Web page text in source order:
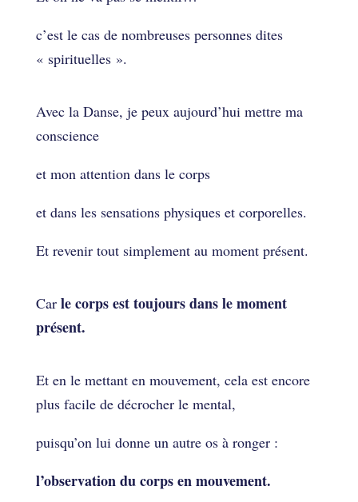
c’est le cas de nombreuses personnes dites
« spirituelles ».
Avec la Danse, je peux aujourd’hui mettre ma
conscience
et mon attention dans le corps
et dans les sensations physiques et corporelles.
Et revenir tout simplement au moment présent.
Carle corps est toujours dans le moment
présent.
Et en le mettant en mouvement, cela est encore
plus facile de décrocher le mental,
puisqu’on lui donne un autre os à ronger :
l’observation du corps en mouvement.